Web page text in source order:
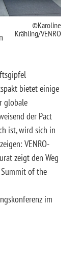
Karoline
Krähling/VENRO
bietet einige
globale
der Pact
ist, wird sich in
VENRO-
zeigt den Weg
of the
im